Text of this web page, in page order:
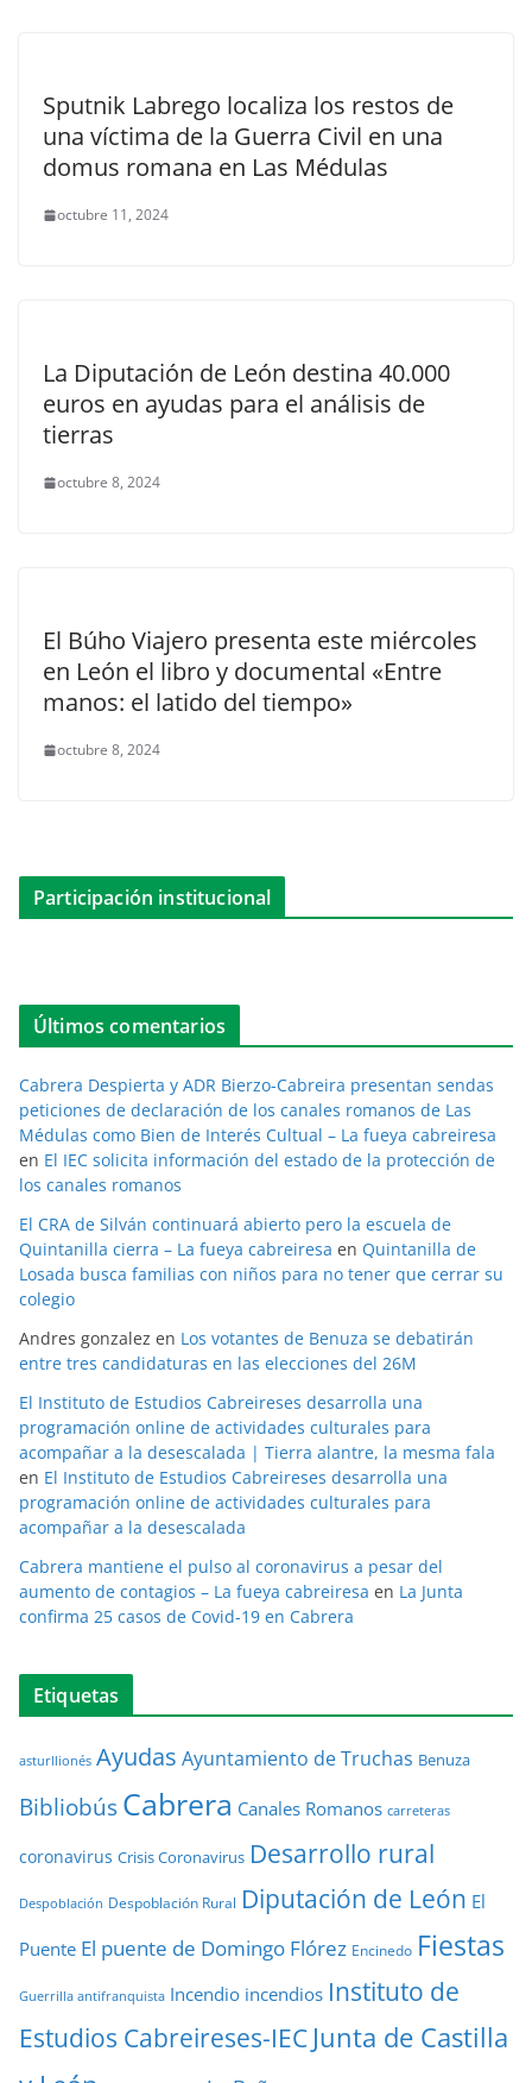
Sputnik Labrego localiza los restos de
una víctima de la Guerra Civil en una
domus romana en Las Médulas
octubre 11, 2024
La Diputación de León destina 40.000
euros en ayudas para el análisis de
tierras
octubre 8, 2024
El Búho Viajero presenta este miércoles
en León el libro y documental «Entre
manos: el latido del tiempo»
octubre 8, 2024
Participación institucional
Últimos comentarios
Cabrera Despierta y ADR Bierzo-Cabreira presentan sendas
peticiones de declaración de los canales romanos de Las
Médulas como Bien de Interés Cultual – La fueya cabreiresa
en El IEC solicita información del estado de la protección de
los canales romanos
El CRA de Silván continuará abierto pero la escuela de
Quintanilla cierra – La fueya cabreiresa en Quintanilla de
Losada busca familias con niños para no tener que cerrar su
colegio
Andres gonzalez en Los votantes de Benuza se debatirán
entre tres candidaturas en las elecciones del 26M
El Instituto de Estudios Cabreireses desarrolla una
programación online de actividades culturales para
acompañar a la desescalada | Tierra alantre, la mesma fala
en El Instituto de Estudios Cabreireses desarrolla una
programación online de actividades culturales para
acompañar a la desescalada
Cabrera mantiene el pulso al coronavirus a pesar del
aumento de contagios – La fueya cabreiresa en La Junta
confirma 25 casos de Covid-19 en Cabrera
Etiquetas
asturllionés Ayudas Ayuntamiento de Truchas Benuza
BibliobúsCabrera Canales Romanos carreteras
coronavirus Crisis Coronavirus Desarrollo rural
Despoblación Despoblación Rural Diputación de León El
Puente El puente de Domingo Flórez Encinedo Fiestas
Guerrilla antifranquista Incendio incendios Instituto de
Estudios Cabreireses-IEC Junta de Castilla